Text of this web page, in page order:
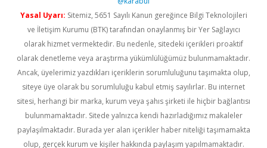
Yasal Uyarı: Sitemiz, 5651 Sayılı Kanun gereğince Bilgi Teknolojileri
ve İletişim Kurumu (BTK) tarafından onaylanmış bir Yer Sağlayıcı
olarak hizmet vermektedir. Bu nedenle, sitedeki içerikleri proaktif
olarak denetleme veya araştırma yükümlülüğümüz bulunmamaktadır.
Ancak, üyelerimiz yazdıkları içeriklerin sorumluluğunu taşımakta olup,
siteye üye olarak bu sorumluluğu kabul etmiş sayılırlar. Bu internet
sitesi, herhangi bir marka, kurum veya şahıs şirketi ile hiçbir bağlantısı
bulunmamaktadır. Sitede yalnızca kendi hazırladığımız makaleler
paylaşılmaktadır. Burada yer alan içerikler haber niteliği taşımamakta
olup, gerçek kurum ve kişiler hakkında paylaşım yapılmamaktadır.